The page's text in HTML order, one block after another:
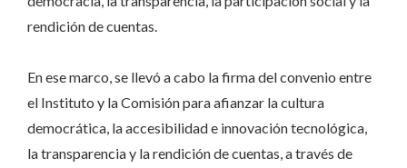
rendición de cuentas.
En ese marco, se llevó a cabo la firma del convenio entre
el Instituto y la Comisión para afianzar la cultura
democrática, la accesibilidad e innovación tecnológica,
la transparencia y la rendición de cuentas, a través de